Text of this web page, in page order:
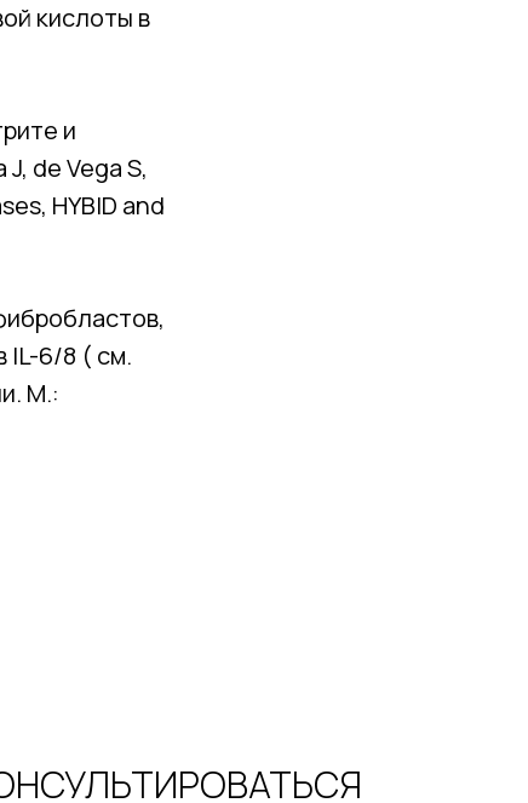
кислоты в
и
de Vega S,
HYBID and
IL-6/8 ( см.
М.: